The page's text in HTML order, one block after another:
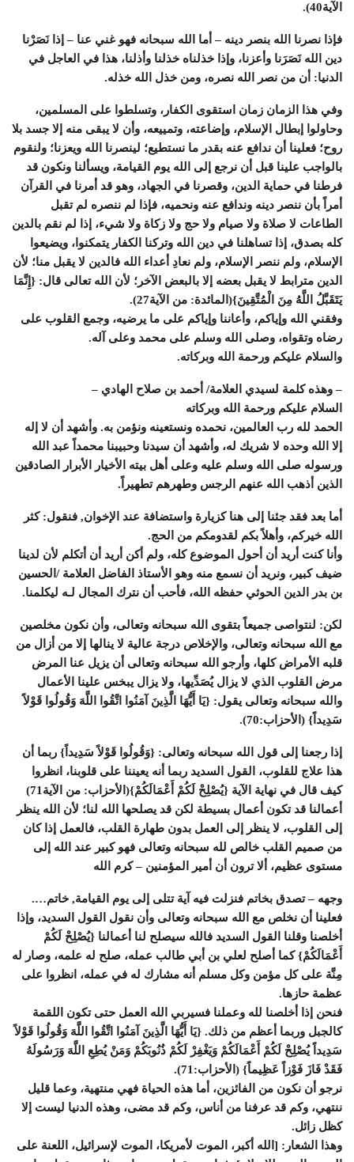
الآية40).
فإذا نصرنا الله بنصر دينه – أما الله سبحانه فهو غني عنا – إذا نَصَرْنا
دين الله نَصَرَنا وأعزنا، وإذا خذلناه خذلنا وأذلنا، هذا في العاجل في
الدنيا: أن من نصر الله نصره، ومن خذل الله خذله.
وفي هذا الزمان زمان استقوى الكفار، وتسلطوا على المسلمين،
وحاولوا إبطال الإسلام، وإضاعته، وتمييعه، وأن لا يبقى منه إلا جسد بلا
روح؛ فعلينا أن ندافع عنه بقدر ما نستطيع؛ لينصرنا الله ويعزنا؛ ولنقوم
بالواجب علينا قبل أن نرجع إلى الله يوم القيامة، ويسألنا ونكون قد
فرطنا في حماية الدين، وقصرنا في الجهاد، وهو قد أمرنا في القرآن
أمراً بأن ننصر دينه وندافع عنه ونحميه، فإذا لم ننصره لم تقبل
الطاعات لا صلاة ولا صيام ولا حج ولا زكاة ولا شيء، إذا لم نقم بالدين
كله بصدق، إذا تساهلنا في دين الله وتركنا الكفار يتمكنوا، ويضيعوا
الإسلام، ولم ننصر الإسلام، ولم نعادِ أعداء الله فالدين لا يقبل منا؛ لأن
الدين مترابط لا يقبل بعضه إلا بالبعض الآخر؛ لأن الله تعالى قال: {إِنَّمَا
يَتَقَبَّلُ اللَّهُ مِنَ الْمُتَّقِينَ}(المائدة: من الآية27).
وفقني الله وإياكم، وأعاننا وإياكم على ما يرضيه، وجمع القلوب على
رضاه وتقواه، وصلى الله وسلم على محمد وعلى آله.
والسلام عليكم ورحمة الله وبركاته.
– وهذه كلمة لسيدي العلامة/ أحمد بن صلاح الهادي –
السلام عليكم ورحمة الله وبركاته
الحمد لله رب العالمين، نحمده ونستعينه ونؤمن به. وأشهد أن لا إله
إلا الله وحده لا شريك له، وأشهد أن سيدنا وحبيبنا محمداً عبد الله
ورسوله صلى الله وسلم عليه وعلى أهل بيته الأخيار الأبرار الصادقين
الذين أذهب الله عنهم الرجس وطهرهم تطهيراً.
أما بعد فقد جئنا إلى هنا كزيارة واستضافة عند الإخوان, فنقول: كثر
الله خيركم، وأهلاً بكم لقدومكم من الحج.
وأنا كنت أريد أن أحول الموضوع كله، ولم أكن أريد أن أتكلم لأن لدينا
ضيف كبير، ونريد أن نسمع منه وهو الأستاذ الفاضل العلامة /الحسين
بن بدر الدين الحوثي حفظه الله، فأحب أن نترك المجال لـه ليكلمنا.
لكن: لنتواصى جميعاً بتقوى الله سبحانه وتعالى، وأن نكون مخلصين
مع الله سبحانه وتعالى، والإخلاص درجة عالية لا ينالها إلا من أزال من
قلبه الأمراض كلها، وأرجو الله سبحانه وتعالى أن يزيل عنا المرض
مرض القلوب الذي لا يزال يُصَدِّيها، ولا يزال يبخس علينا الأعمال
والله سبحانه وتعالى يقول: {يَا أَيُّهَا الَّذِينَ آمَنُوا اتَّقُوا اللَّهَ وَقُولُوا قَوْلاً
سَدِيداً} (الأحزاب:70).
إذا رجعنا إلى قول الله سبحانه وتعالى: {وَقُولُوا قَوْلاً سَدِيداً} ربما أن
هذا علاج للقلوب، القول السديد ربما أنه يعيننا على قلوبنا، انظروا
كيف قال في نهاية الآية {يُصْلِحْ لَكُمْ أَعْمَالَكُمْ}(الأحزاب: من الآية71)
أعمالنا قد تكون أعمال بسيطة لكن قد يصلحها الله لنا؛ لأن الله ينظر
إلى القلوب، لا ينظر إلى العمل بدون طهارة القلب، فالعمل إذا كان
من صميم القلب خالص لله سبحانه وتعالى فهو كبير عند الله إلى
مستوى عظيم، ألا ترون أن أمير المؤمنين – كرم الله
وجهه – تصدق بخاتم فن‍زلت فيه آية تتلى إلى يوم القيامة, خاتم….
فعلينا أن نخلص مع الله سبحانه وتعالى وأن نقول القول السديد، وإذا
أخلصنا وقلنا القول السديد فالله سيصلح لنا أعمالنا {يُصْلِحْ لَكُمْ
أَعْمَالَكُمْ} كما أصلح لعلي بن أبي طالب عمله، صلح له علمه، وصار له
مِنَّة على كل مؤمن وكل مسلم أنه مشارك له في عمله، انظروا على
عظمة حازها.
فنحن إذا أخلصنا لله وعملنا فسيربي الله العمل حتى تكون اللقمة
كالجبل وربما أعظم من ذلك. {يَا أَيُّهَا الَّذِينَ آمَنُوا اتَّقُوا اللَّهَ وَقُولُوا قَوْلاً
سَدِيداً يُصْلِحْ لَكُمْ أَعْمَالَكُمْ وَيَغْفِرْ لَكُمْ ذُنُوبَكُمْ وَمَنْ يُطِعِ اللَّهَ وَرَسُولَهُ
فَقَدْ فَازَ فَوْزاً عَظِيماً} (الأحزاب:71).
نرجو أن نكون من الفائزين، أما هذه الحياة فهي منتهية، وعما قليل
ننتهي، وكم قد عرفنا من أناس، وكم قد مضى، وهذه الدنيا ليست إلا
كظل زائل.
وهذا الشعار: [الله أكبر، الموت لأمريكا، الموت لإسرائيل، اللعنة على